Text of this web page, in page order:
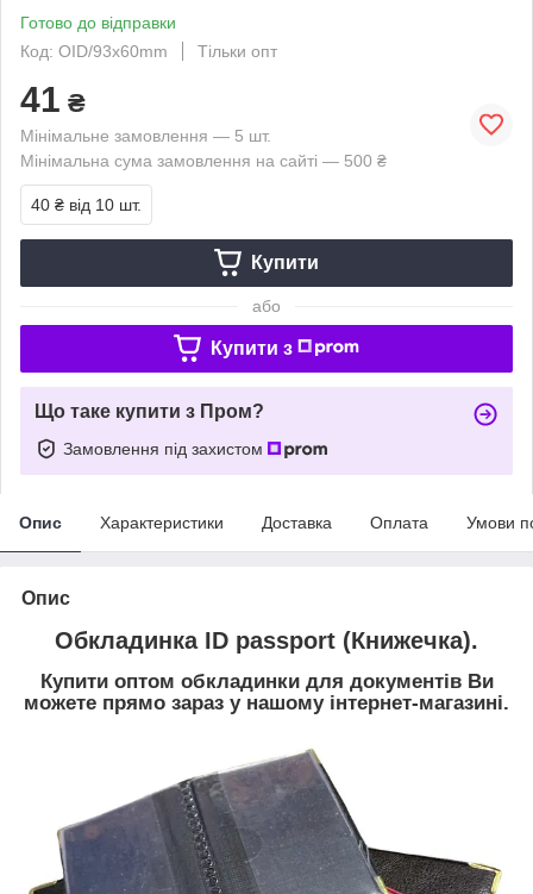
Готово до відправки
Код: ОID/93х60mm
Тільки опт
41 ₴
Мінімальне замовлення — 5 шт.
Мінімальна сума замовлення на сайті — 500 ₴
40 ₴ від 10 шт.
Купити
або
Купити з
Що таке купити з Пром?
Замовлення під захистом
Опис Характеристики Доставка Оплата Умови
Опис
Обкладинка ID passport (Книжечка).
Купити оптом обкладинки для документів Ви
можете прямо зараз у нашому інтернет-магазині.